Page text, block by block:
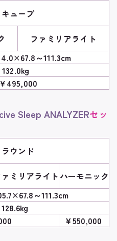
キューブ
ファミリアライト
～111.3cm
132.0kg
￥495,000
Sleep ANALYZERセッ
ラウンド
ァミリアライト ハーモニック
～111.3cm
128.6kg
￥550,000